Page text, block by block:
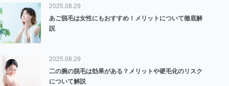
2025.08.29
あご脱毛は女性にもおすすめ！メリットについて徹底解
説
2025.08.29
二の腕の脱毛は効果がある？メリットや硬毛化のリスク
について解説